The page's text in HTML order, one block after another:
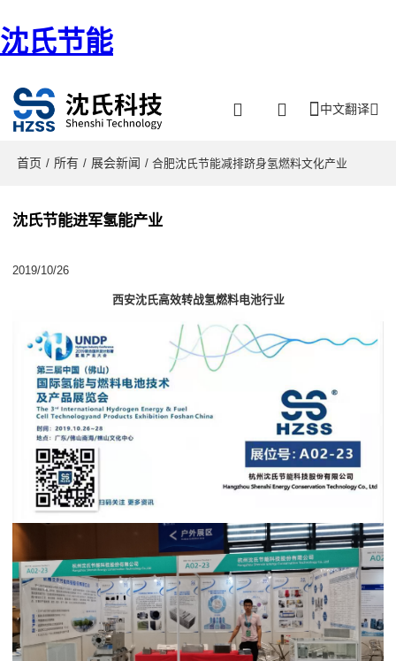
沈氏节能
中文翻译
首页 / 所有 / 展会新闻 / 合肥沈氏节能减排跻身氢燃料文化产业
沈氏节能进军氢能产业
2019/10/26
西安沈氏高效转战氢燃料电池行业